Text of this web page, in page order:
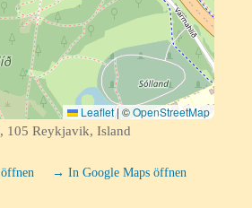
Leaflet|©OpenStreetMap
105 Reykjavik, Island
→ In Google Maps öffnen